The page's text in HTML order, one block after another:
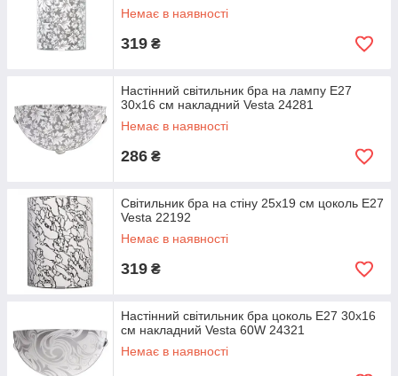
Немає в наявності
319 ₴
Настінний світильник бра на лампу Е27
30х16 см накладний Vesta 24281
Немає в наявності
286 ₴
Світильник бра на стіну 25х19 см цоколь Е27
Vesta 22192
Немає в наявності
319 ₴
Настінний світильник бра цоколь Е27 30х16
см накладний Vesta 60W 24321
Немає в наявності